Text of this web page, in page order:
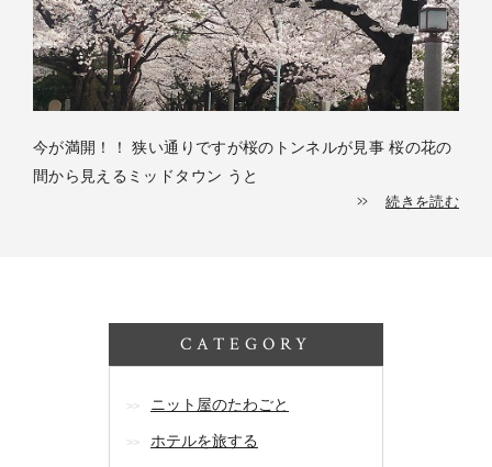
今が満開！！ 狭い通りですが桜のトンネルが見事 桜の花の
間から見えるミッドタウン うと
続きを読む
CATEGORY
ニット屋のたわごと
ホテルを旅する